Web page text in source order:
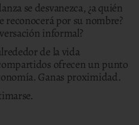
se desvanezca, ¿a quién
reconocerá por su nombre?
informal?
de la vida
ofrecen un punto
Ganas proximidad.